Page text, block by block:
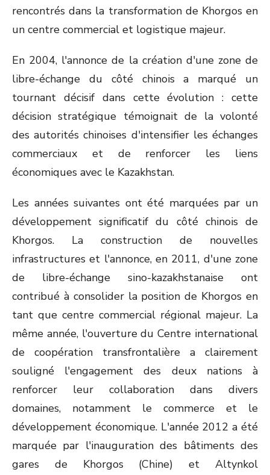
rencontrés dans la transformation de Khorgos en
un centre commercial et logistique majeur.
En 2004, l'annonce de la création d'une zone de
libre-échange du côté chinois a marqué un
tournant décisif dans cette évolution : cette
décision stratégique témoignait de la volonté
des autorités chinoises d'intensifier les échanges
commerciaux et de renforcer les liens
économiques avec le Kazakhstan.
Les années suivantes ont été marquées par un
développement significatif du côté chinois de
Khorgos. La construction de nouvelles
infrastructures et l'annonce, en 2011, d'une zone
de libre-échange sino-kazakhstanaise ont
contribué à consolider la position de Khorgos en
tant que centre commercial régional majeur. La
même année, l'ouverture du Centre international
de coopération transfrontalière a clairement
souligné l'engagement des deux nations à
renforcer leur collaboration dans divers
domaines, notamment le commerce et le
développement économique. L'année 2012 a été
marquée par l'inauguration des bâtiments des
gares de Khorgos (Chine) et Altynkol